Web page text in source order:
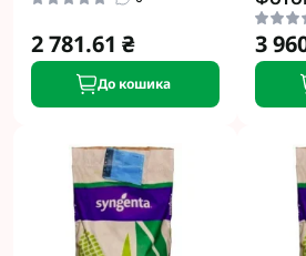
2 781.61 ₴
До кошика
3